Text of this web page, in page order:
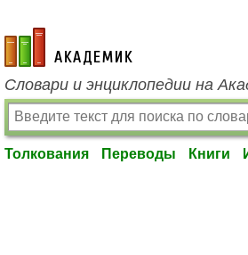
academic.ru
Словари и энциклопедии на
Толкования Переводы Книги